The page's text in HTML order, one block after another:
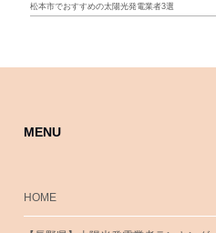
松本市でおすすめの太陽光発電業者3選
MENU
HOME